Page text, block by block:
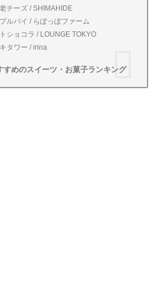
チーズ / SHIMAHIDE
ルパイ / らぽっぽファーム
ショコラ / LOUNGE TOKYO
タワー / irina
すめのスイーツ・お菓子ランキング